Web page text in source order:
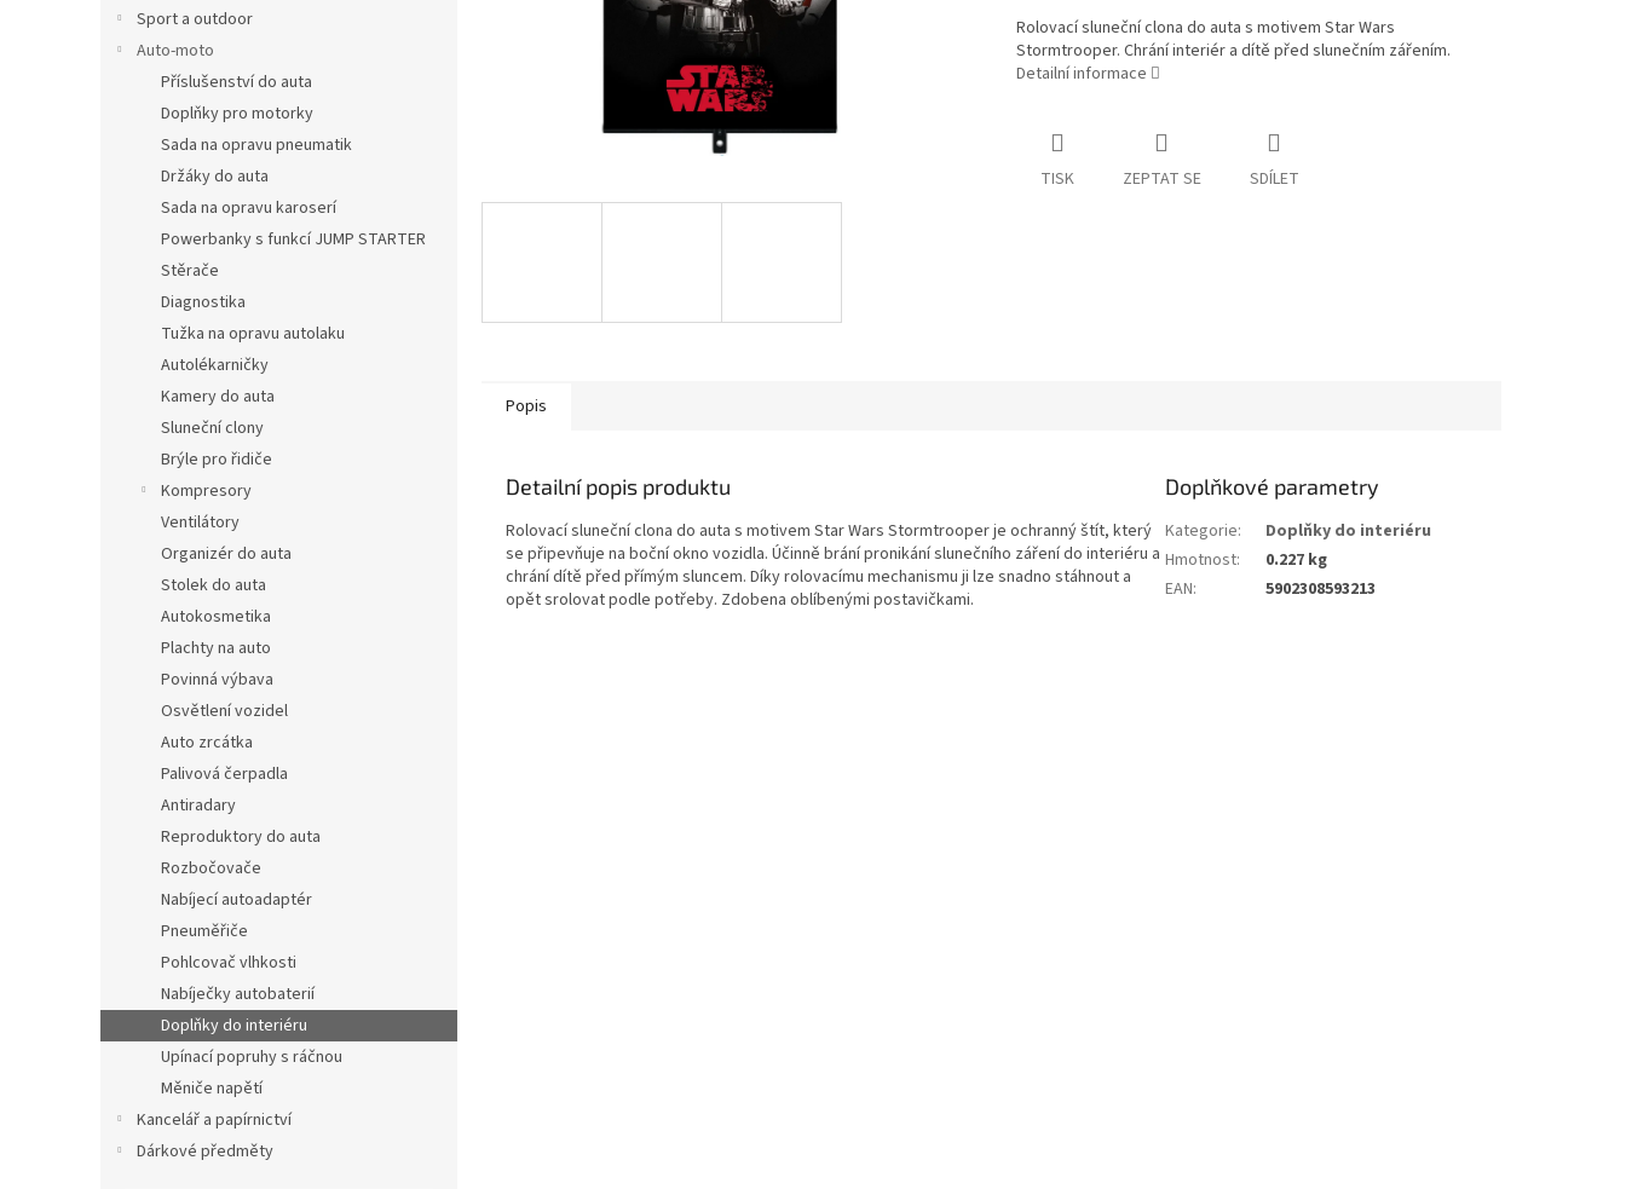
Sport a outdoor
Auto-moto
Příslušenství do auta
Doplňky pro motorky
Sada na opravu pneumatik
Držáky do auta
Sada na opravu karoserí
Powerbanky s funkcí JUMP STARTER
Stěrače
Diagnostika
Tužka na opravu autolaku
Autolékarničky
Kamery do auta
Sluneční clony
Brýle pro řidiče
Kompresory
Ventilátory
Organizér do auta
Stolek do auta
Autokosmetika
Plachty na auto
Povinná výbava
Osvětlení vozidel
Auto zrcátka
Palivová čerpadla
Antiradary
Reproduktory do auta
Rozbočovače
Nabíjecí autoadaptér
Pneuměřiče
Pohlcovač vlhkosti
Nabíječky autobaterií
Doplňky do interiéru
Upínací popruhy s ráčnou
Měniče napětí
Kancelář a papírnictví
Dárkové předměty
Rolovací sluneční clona do auta s motivem Star Wars
Stormtrooper. Chrání interiér a dítě před slunečním zářením.
Detailní informace
TISK ZEPTAT SE SDÍLET
Popis
Detailní popis produktu
Rolovací sluneční clona do auta s motivem Star Wars Stormtrooper je ochranný štít, který
se připevňuje na boční okno vozidla. Účinně brání pronikání slunečního záření do interiéru a
chrání dítě před přímým sluncem. Díky rolovacímu mechanismu ji lze snadno stáhnout a
opět srolovat podle potřeby. Zdobena oblíbenými postavičkami.
Doplňkové parametry
Kategorie:
Doplňky do interiéru
Hmotnost:
0.227 kg
EAN: 5902308593213